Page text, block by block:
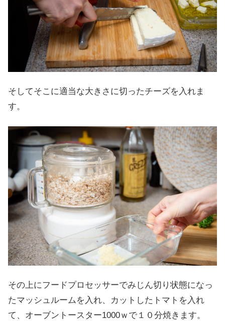
そしてそこに適当な大きさに切ったチーズを入れま
す。
その上にフードプロセッサーでみじん切り状態になっ
たマッシュルームを入れ、カットしたトマトを入れ
て、オーブントースター1000ｗで１０分焼きます。